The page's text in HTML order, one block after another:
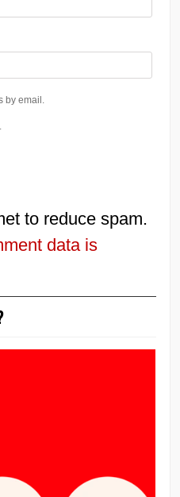
by email.
to reduce spam.
data is